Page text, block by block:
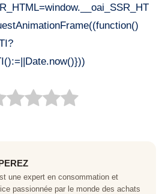
passionnée par le monde des achats